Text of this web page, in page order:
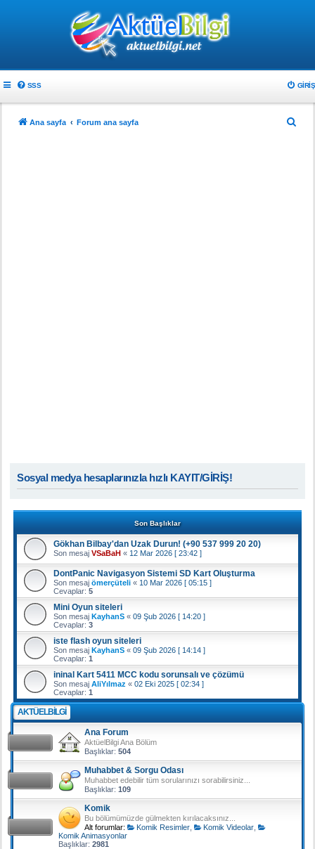
SSS GIRIŞ
Ana sayfa Forum ana sayfa
Sosyal medya hesaplarınızla hızlı KAYIT/GİRİŞ!
Son Başlıklar
Gökhan Bilbay'dan Uzak Durun! (+90 537 999 20 20)
Son mesaj VSaBaH « 12 Mar 2026 [ 23:42 ]
DontPanic Navigasyon Sistemi SD Kart Oluşturma
Son mesaj ömerçüteli « 10 Mar 2026 [ 05:15 ]
Cevaplar: 5
Mini Oyun siteleri
Son mesaj KayhanS « 09 Şub 2026 [ 14:20 ]
Cevaplar: 3
iste flash oyun siteleri
Son mesaj KayhanS « 09 Şub 2026 [ 14:14 ]
Cevaplar: 1
ininal Kart 5411 MCC kodu sorunsalı ve çözümü
Son mesaj AliYılmaz « 02 Eki 2025 [ 02:34 ]
Cevaplar: 1
AKTÜELBILGI
Ana Forum
AktüelBilgi Ana Bölüm
Başlıklar: 504
Muhabbet & Sorgu Odası
Muhabbet edebilir tüm sorularınızı sorabilirsiniz...
Başlıklar: 109
Komik
Bu bölümümüzde gülmekten kırılacaksınız...
Alt forumlar:
Komik Resimler, Komik Videolar,
Komik Animasyonlar
Başlıklar: 2981